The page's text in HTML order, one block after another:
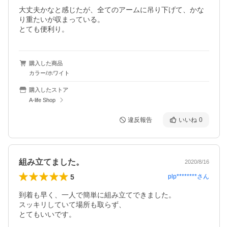
大丈夫かなと感じたが、全てのアームに吊り下げて、かな
り重たいが収まっている。
とても便利り。
購入した商品
カラー/ホワイト
購入したストア
A-life Shop
違反報告 いいね 0
組み立てました。 2020/8/16
5 plp********さん
到着も早く、一人で簡単に組み立てできました。
スッキリしていて場所も取らず、
とてもいいです。